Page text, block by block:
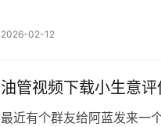
普植物的方式来规避违规风
2026-02-12
油管视频下载小生意
最近有个群友给阿蓝发来一